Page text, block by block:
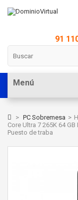
91
Menú
> PC Sobremesa >
Core Ultra 7 265K 64
Puesto de traba